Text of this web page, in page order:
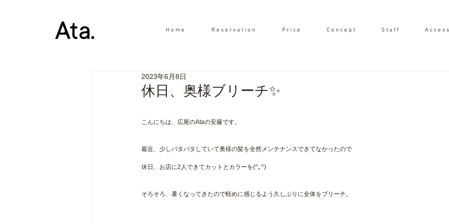
H o m e R e s e r v a t i o n P r i c e C o n c e p t S t a f f A c c e s s
休日、奥様ブリーチ✨
2023年6月8日
こんにちは、広尾のAtaの安藤です。
最近、少しバタバタしていて奥様の髪を全然メンテナンスできてなかったので
休日、お店に2人できてカットとカラーを(^｡^)
そろそろ、暑くなってきたので軽めに感じるよう久しぶりに全体をブリーチ。